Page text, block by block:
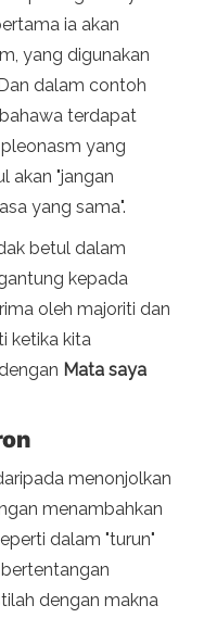
ia akan
yang digunakan
dalam contoh
terdapat
yang
akan "jangan
yang sama".
betul dalam
kepada
oleh majoriti dan
ketika kita
Mata saya
menonjolkan
menambahkan
dalam "turun"
dengan makna